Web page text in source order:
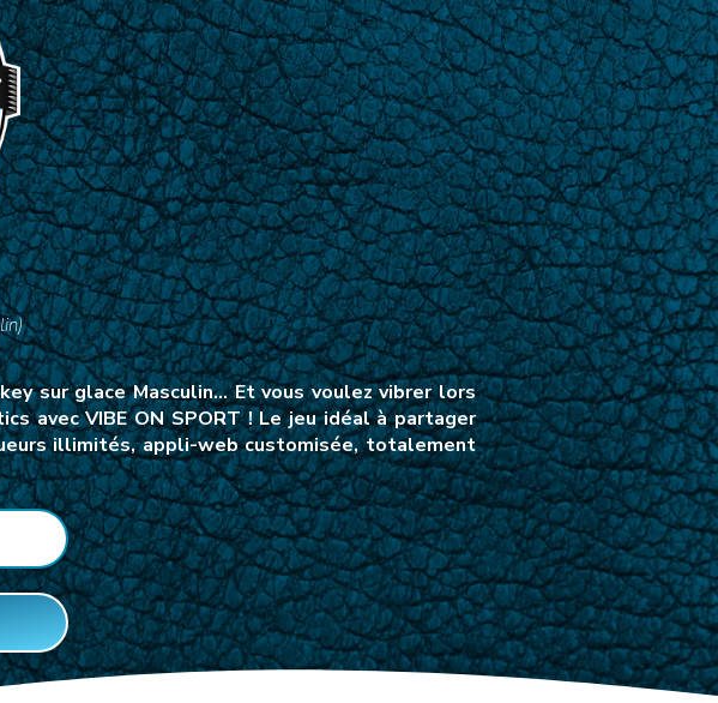
sur glace Masculin… Et vous voulez vibrer lors
avec VIBE ON SPORT ! Le jeu idéal à partager
illimités, appli-web customisée, totalement